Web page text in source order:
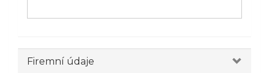
Firemní údaje